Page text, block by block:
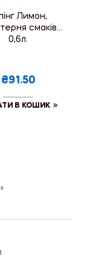
Лимон,
смаків,
0,6л.
₴91.50
В КОШИК